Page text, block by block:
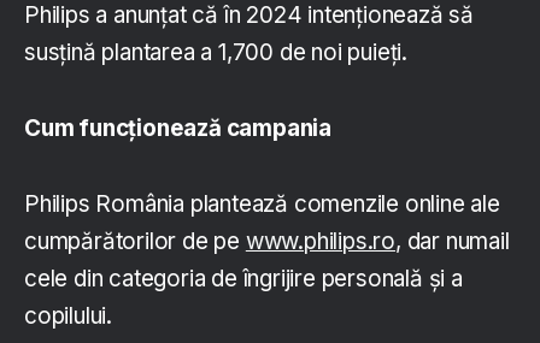
Philips a anunțat că în 2024 intenționează să
susțină plantarea a 1,700 de noi puieți.
Cum funcționează campania
Philips România plantează comenzile online ale
cumpărătorilor de pe www.philips.ro, dar numail
cele din categoria de îngrijire personală și a
copilului.